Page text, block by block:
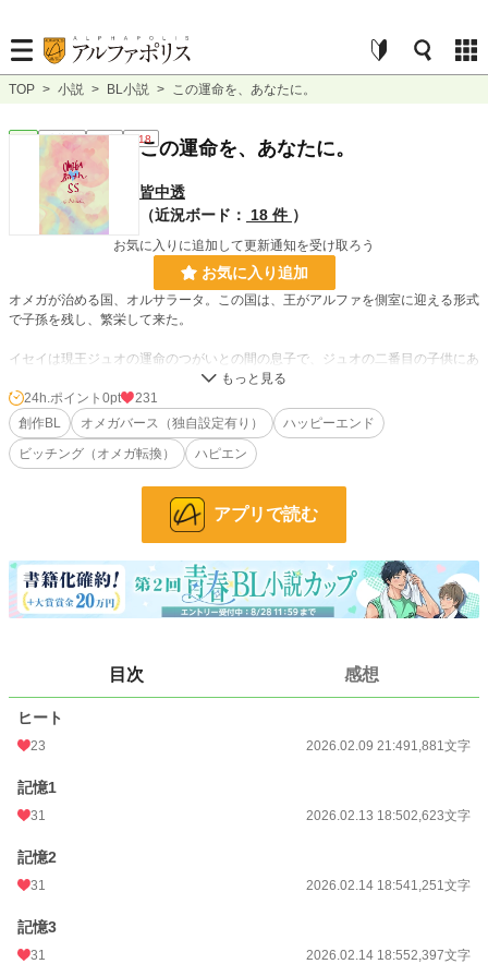
TOP > 小説 > BL小説 > この運命を、あなたに。
連載中 短編 R18
この運命を、あなたに。
皆中透
（近況ボード：
18 件 ）
お気に入りに追加して更新通知を受け取ろう
お気に入り追加
オメガが治める国、オルサラータ。この国は、王がアルファを側室に迎える形式
で子孫を残し、繁栄して来た。
イセイは現王ジュオの運命のつがいとの間の息子で、ジュオの二番目の子供にあ
たる。彼には兄が一人と弟が二人いるのだが、その弟の父であるイファに長年恋
心を寄せていた。
しかし、実父の側室であり、弟たちの父親である人を奪ってまで幸せになる事な
ど出来ないと思い、一度もその想いを告げたことはなかった。そして、成人後に
に蓋をしたまま、彼は成人の日を迎えた。
祝宴の日の朝、正装をした四兄弟は杯を交わし、これからも変わらずにいること
場に倒れ込んでしまう。
暗殺かと思われたその出来事は、イセイが翌日目を覚ましたことで杞憂に終わっ
秘めた想いが絡まり合い、真っ直ぐに繋がれない恋。
小説
BL
お気に入り
24h.ポイント
文字数
更新日時
24h.ポイント 0pt
231
創作BL
オメガバース（独自設定有り）
ハッピーエンド
ビッチング（オメガ転換）
ハピエン
アプリで読む
目次 感想
ヒート
23 2026.02.09 21:491,881文字
記憶1
31 2026.02.13 18:502,623文字
記憶2
31 2026.02.14 18:541,251文字
記憶3
31 2026.02.14 18:552,397文字